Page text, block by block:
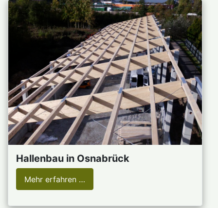
Hallenbau in Osnabrück
Mehr erfahren …